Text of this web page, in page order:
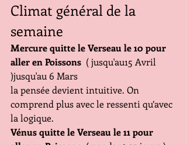
Climat général de la
semaine
Mercure quitte le Verseau le 10 pour
aller en Poissons ( jusqu'au15 Avril
)jusqu'au 6 Mars
la pensée devient intuitive. On
comprend plus avec le ressenti qu’avec
la logique.
Vénus quitte le Verseau le 11 pour